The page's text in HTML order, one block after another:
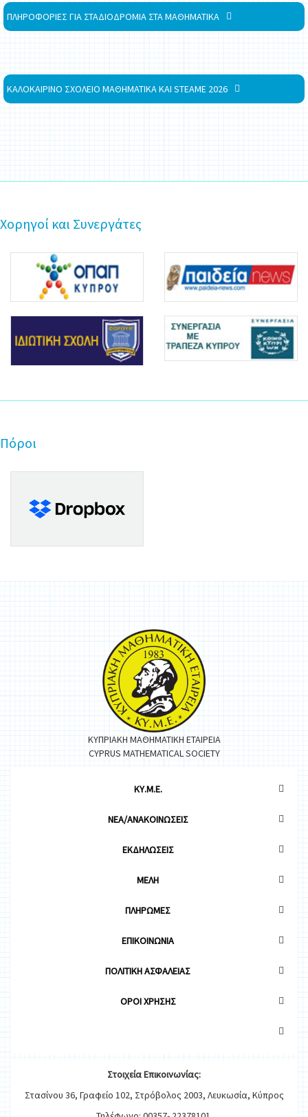
ΠΛΗΡΟΦΟΡΙΕΣ ΓΙΑ ΣΤΑΔΙΟΔΡΟΜΙΑ ΣΤΑ ΜΑΘΗΜΑΤΙΚΑ
ΚΑΛΟΚΑΙΡΙΝΟ ΣΧΟΛΕΙΟ ΜΑΘΗΜΑΤΙΚΑ ΚΑΙ STEAME 2026
Χορηγοί και Συνεργάτες
Πόροι
ΚΥΠΡΙΑΚΗ ΜΑΘΗΜΑΤΙΚΗ ΕΤΑΙΡΕΙΑ
CYPRUS MATHEMATICAL SOCIETY
ΚΥ.Μ.Ε.
ΝΕΑ/ΑΝΑΚΟΙΝΩΣΕΙΣ
ΕΚΔΗΛΩΣΕΙΣ
ΜΕΛΗ
ΠΛΗΡΩΜΕΣ
ΕΠΙΚΟΙΝΩΝΙΑ
ΠΟΛΙΤΙΚΗ ΑΣΦΑΛΕΙΑΣ
OΡΟΙ ΧΡΗΣΗΣ
ΣτοιχείαΕπικοινωνίας:
Στασίνου 36, Γραφείο 102, Στρόβολος 2003, Λευκωσία, Κύπρος